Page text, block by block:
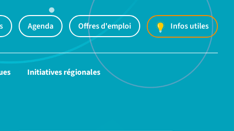
Agenda Offres d'emploi Infos utiles
Initiatives régionales